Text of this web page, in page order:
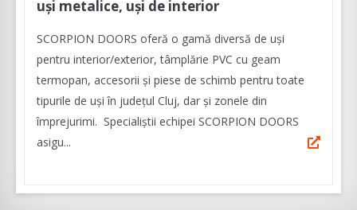
uși metalice, uși de interior
SCORPION DOORS oferă o gamă diversă de uşi
pentru interior/exterior, tâmplărie PVC cu geam
termopan, accesorii și piese de schimb pentru toate
tipurile de uși în judeţul Cluj, dar şi zonele din
împrejurimi. Specialiştii echipei SCORPION DOORS
asigu...